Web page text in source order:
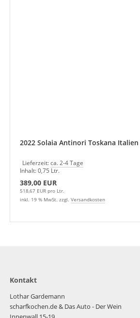
2022 Solaia Antinori Toskana Italien
Lieferzeit:ca. 2-4 Tage
Inhalt: 0,75 Ltr.
389,00 EUR
518,67 EUR pro Ltr.
inkl. 19 % MwSt. zzgl. Versandkosten
Kontakt
Lothar Gardemann
scharfkochen.de& Das Auto - Der Wein